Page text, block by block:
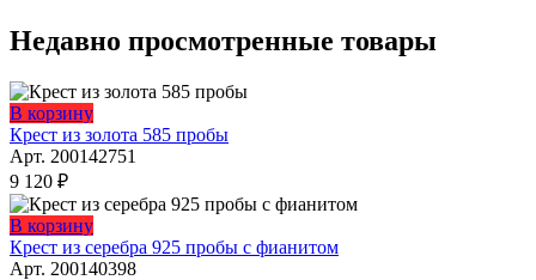
выбрать
странице
296 ₽
97
Недавно просмотренные товары
В корзину
Крест из золота 585 пробы
Арт. 200142751
9 120 ₽
В корзинуЭтот
товар
имеет
Крест из серебра 925 пробы с фианитом
Арт. 200140398